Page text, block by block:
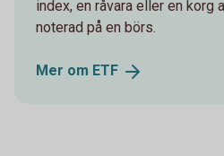
index, en råvara eller en korg
noterad på en börs.
Mer om ETF